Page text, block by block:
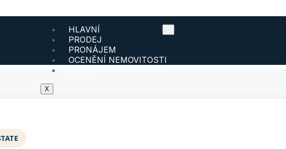
HLAVNÍ
PRODEJ
PRONÁJEM
OCENĚNÍ NEMOVITOSTI
X